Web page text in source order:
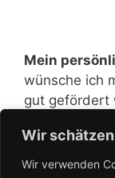
Wir
Wir verwenden
Mein
wünsche ich
gut gefördert
sorgfältiger
kleineren